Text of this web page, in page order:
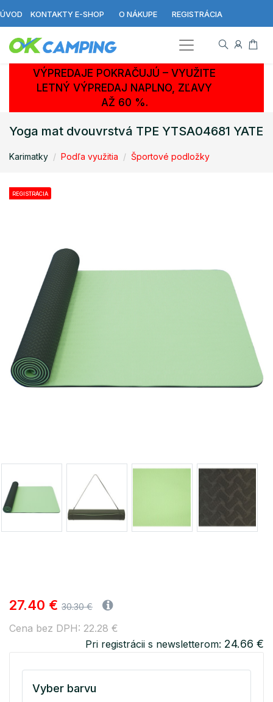
ÚVOD KONTAKTY E-SHOP O NÁKUPE REGISTRÁCIA
VÝPREDAJE POKRAČUJÚ – VYUŽITE
LETNÝ VÝPREDAJ NAPLNO, ZĽAVY
AŽ 60 %.
Yoga mat dvouvrstvá TPE YTSA04681 YATE
Karimatky Podľa využitia Športové podložky
REGISTRÁCIA
27.40 € 30.30 €
Cena bez DPH: 22.28 €
Pri registrácii s newsletterom: 24.66 €
Vyber barvu